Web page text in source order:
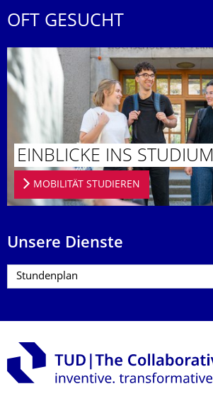
OFT GESUCHT
EINBLICKE INS STUDIUM
MOBILITÄT STUDIEREN
Unsere Dienste